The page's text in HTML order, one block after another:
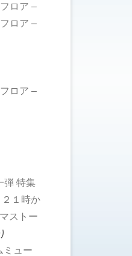
ロア –
ロア –
ロア –
弾 特集
２１時か
ストー
ミュー